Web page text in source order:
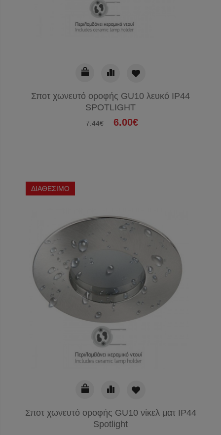
Σποτ χωνευτό οροφής GU10 λευκό IP44
SPOTLIGHT
7.44€ 6.00€
ΔΙΑΘΕΣΙΜΟ
Σποτ χωνευτό οροφής GU10 νίκελ ματ IP44
Spotlight